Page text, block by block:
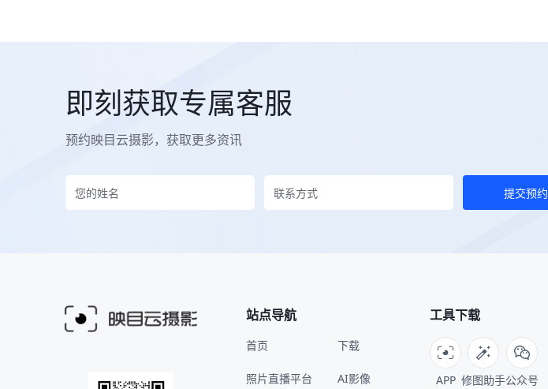
即刻获取专属客服
预约映目云摄影，获取更多资讯
提交预约
站点导航
首页
照片直播平台
下载
AI影像
工具下载
APP 修图助手公众号